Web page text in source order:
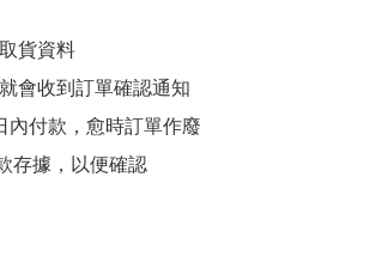
貨資料
會收到訂單確認通知
內付款，愈時訂單作廢
存據，以便確認